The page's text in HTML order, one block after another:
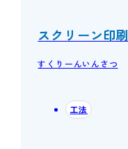
スクリーン印刷
すくりーんいんさつ
工法